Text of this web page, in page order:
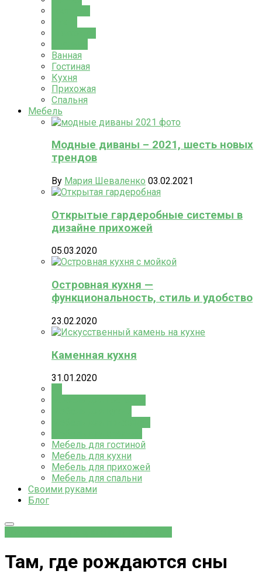
Ванная
Гостиная
Кухня
Прихожая
Спальня
Мебель
Модные диваны – 2021, шесть новых
трендов
By Мария Шеваленко 03.02.2021
Открытые гардеробные системы в
дизайне прихожей
05.03.2020
Островная кухня —
функциональность, стиль и удобство
23.02.2020
Каменная кухня
31.01.2020
Мебель для гостиной
Мебель для кухни
Мебель для прихожей
Мебель для спальни
Своими руками
Блог
Там, где рождаются сны